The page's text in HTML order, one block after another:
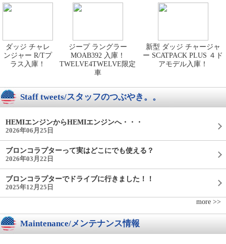
ダッジ チャレ
ンジャー R/Tプ
ラス入庫！
ジープ ラングラー
MOAB392 入庫！
TWELVE4TWELVE限定
車
新型 ダッジ チャージャ
ー SCATPACK PLUS ４ド
アモデル入庫！
Staff tweets/スタッフのつぶやき。。
HEMIエンジンからHEMIエンジンへ・・・
2026年06月25日
ブロンコラプターって実はどこにでも使える？
2026年03月22日
ブロンコラプターでドライブに行きました！！
2025年12月25日
more >>
Maintenance/メンテナンス情報